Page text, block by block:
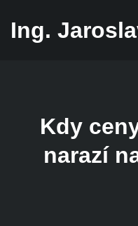
Ing.
Kdy
narazí